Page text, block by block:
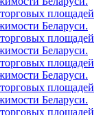
площадей
Беларуси.
площадей
Беларуси.
площадей
Беларуси.
площадей
Беларуси.
площадей